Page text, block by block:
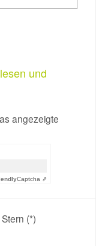
und
angezeigte
Captcha ⇗
(*)